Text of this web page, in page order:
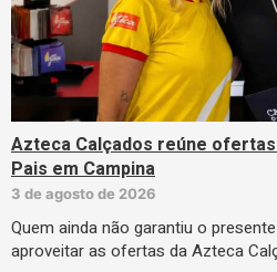
Azteca Calçados reúne
Pais em Campina
3 de agosto de 2026
Quem ainda não garantiu o
aproveitar as ofertas da Azteca